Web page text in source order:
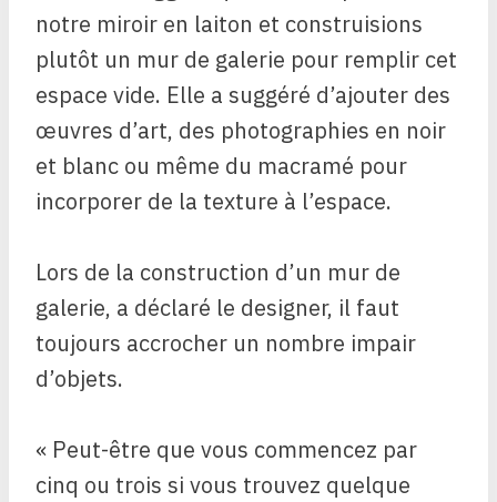
notre miroir en laiton et construisions
plutôt un mur de galerie pour remplir cet
espace vide. Elle a suggéré d’ajouter des
œuvres d’art, des photographies en noir
et blanc ou même du macramé pour
incorporer de la texture à l’espace.
Lors de la construction d’un mur de
galerie, a déclaré le designer, il faut
toujours accrocher un nombre impair
d’objets.
« Peut-être que vous commencez par
cinq ou trois si vous trouvez quelque